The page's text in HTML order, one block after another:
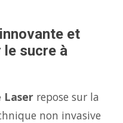
et
sucre à
repose sur la
non invasive